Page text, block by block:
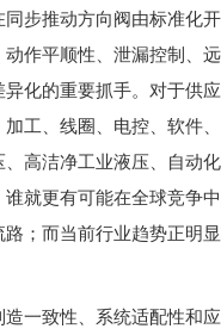
步推动方向阀由标准化
作平顺性、泄漏控制、
化的重要抓手。对于供
工、线圈、电控、软件
高洁净工业液压、自动
就更有可能在全球竞争
；而当前行业趋势正明
一致性、系统适配性和